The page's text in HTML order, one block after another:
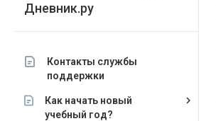
Дневник.ру
Контакты службы
поддержки
Как начать новый
учебный год?
keyboard_arrow_right